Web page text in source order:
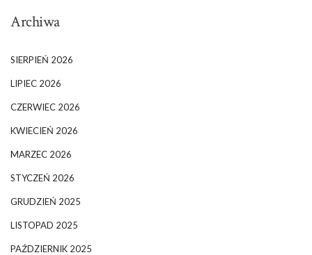
Archiwa
SIERPIEŃ 2026
LIPIEC 2026
CZERWIEC 2026
KWIECIEŃ 2026
MARZEC 2026
STYCZEŃ 2026
GRUDZIEŃ 2025
LISTOPAD 2025
PAŹDZIERNIK 2025